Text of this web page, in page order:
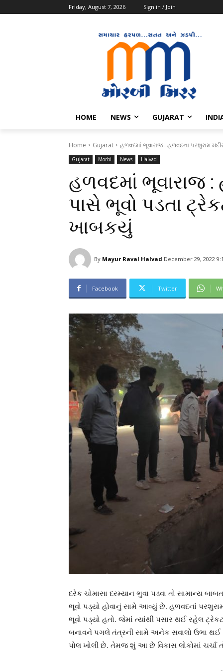
Friday, August 7, 2026 Sign in / Join
HOME NEWS GUJARAT
Home Gujarat હળવદમાં ભૂવારાજ : હળવદના પરશુરામ
Gujarat Morbi News Halvad
હળવદમાં ભૂવારાજ :
પાસે ભૂવો પડતા
ખાબકયું
By Mayur Raval Halvad December 29, 2022
Facebook Twitter
દરેક ચોમાસા દરમ્યાન ભુવા પડવા તો સામાન્ય
ભૂવો પડ્યો હોવાનું સામે આવ્યું છે. હળવદનાં
ભૂવો પડ્યો હતો. જેમાં ત્યાંથી પસાર થઈ રહેલ
બનાવને પગલે તંત્રની સામે અનેક સવાલો ઉભા થઈ
પોલ ખોલી છે. તેમજ શું આ છે વિકાસ લોકોમાં ચર્ચા